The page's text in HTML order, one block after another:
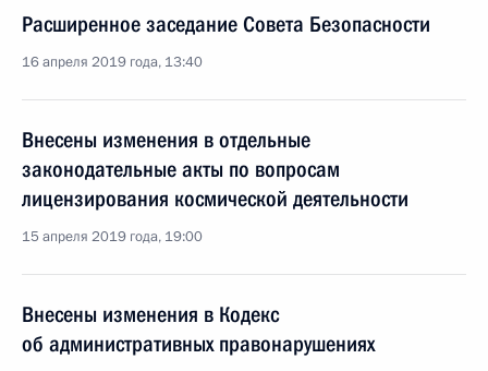
Расширенное заседание Совета Безопасности
16 апреля 2019 года, 13:40
Внесены изменения в отдельные
законодательные акты по вопросам
лицензирования космической деятельности
15 апреля 2019 года, 19:00
Внесены изменения в Кодекс
об административных правонарушениях